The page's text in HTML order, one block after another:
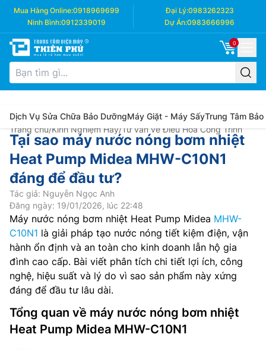
Mua Hàng Online:0918969699 Đại Lý:0983262323
Ninh Bình:0912339019 Dự Án:0983666996
0
Dịch Vụ Sửa Chữa Bảo DưỡngMáy Giặt - Máy SấyTrung Tâm Bảo
Trang chủ/Kinh Nghiệm Hay/Tư vấn về Điều Hòa Công Trình
Tại sao máy nước nóng bơm nhiệt
Heat Pump Midea MHW-C10N1
đáng để đầu tư?
Tác giả: Nguyễn Ngọc Anh
Đăng ngày: 19/01/2026, lúc 22:48
Máy nước nóng bơm nhiệt Heat Pump Midea MHW-
C10N1 là giải pháp tạo nước nóng tiết kiệm điện, vận
hành ổn định và an toàn cho kinh doanh lẫn hộ gia
đình cao cấp. Bài viết phân tích chi tiết lợi ích, công
nghệ, hiệu suất và lý do vì sao sản phẩm này xứng
đáng để đầu tư lâu dài.
Tổng quan về máy nước nóng bơm nhiệt
Heat Pump Midea MHW-C10N1